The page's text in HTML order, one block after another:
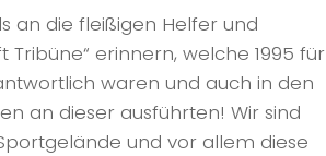
an die fleißigen Helfer und
erinnern, welche 1995 für
waren und auch in den
an dieser ausführten! Wir sind
und vor allem diese